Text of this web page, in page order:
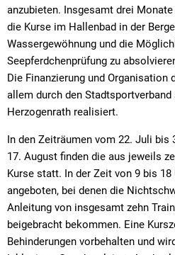
anzubieten. Insgesamt drei
die Kurse im Hallenbad in der
Wassergewöhnung und die
Seepferdchenprüfung zu
Die Finanzierung und Organisation
allem durch den
Herzogenrath realisiert.
In den Zeiträumen vom 22. Juli bis
17. August finden die aus jeweils
Kurse statt. In der Zeit von 9 bis
angeboten, bei denen die
Anleitung von insgesamt zehn
beigebracht bekommen. Eine
Behinderungen vorbehalten und